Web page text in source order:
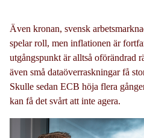
Även kronan, svensk
spelar roll, men inflationen är
utgångspunkt är alltså oförändrad
även små dataöverraskningar få
Skulle sedan ECB höja flera
kan få det svårt att inte agera.